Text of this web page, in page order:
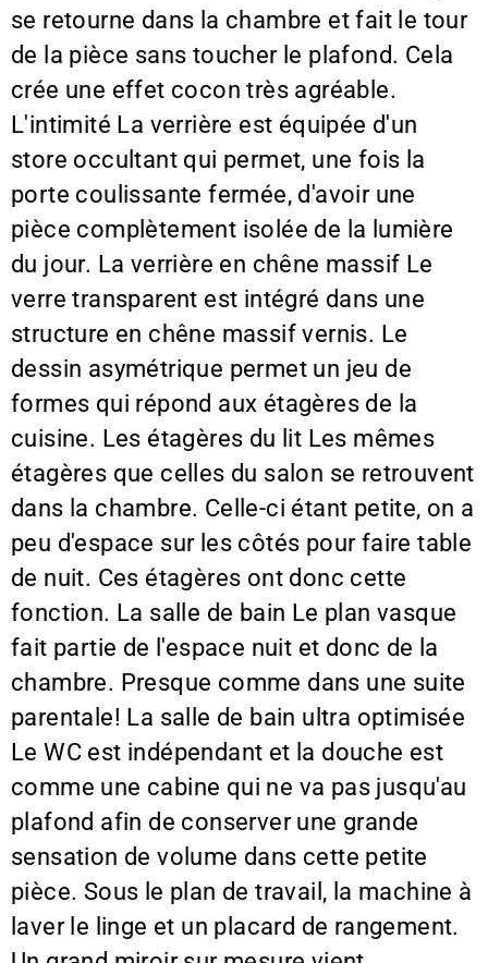
se retourne dans la chambre et fait le tour
de la pièce sans toucher le plafond. Cela
crée une effet cocon très agréable.
L'intimité La verrière est équipée d'un
store occultant qui permet, une fois la
porte coulissante fermée, d'avoir une
pièce complètement isolée de la lumière
du jour. La verrière en chêne massif Le
verre transparent est intégré dans une
structure en chêne massif vernis. Le
dessin asymétrique permet un jeu de
formes qui répond aux étagères de la
cuisine. Les étagères du lit Les mêmes
étagères que celles du salon se retrouvent
dans la chambre. Celle-ci étant petite, on a
peu d'espace sur les côtés pour faire table
de nuit. Ces étagères ont donc cette
fonction. La salle de bain Le plan vasque
fait partie de l'espace nuit et donc de la
chambre. Presque comme dans une suite
parentale! La salle de bain ultra optimisée
Le WC est indépendant et la douche est
comme une cabine qui ne va pas jusqu'au
plafond afin de conserver une grande
sensation de volume dans cette petite
pièce. Sous le plan de travail, la machine à
laver le linge et un placard de rangement.